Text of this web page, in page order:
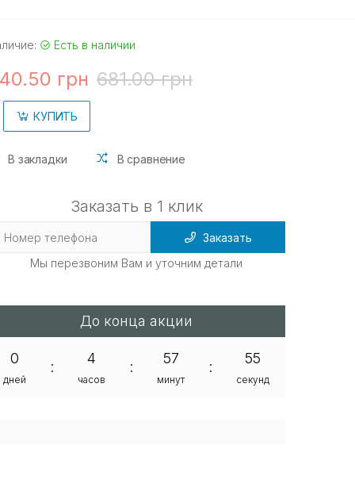
Есть в наличии
грн 681.00 грн
КУПИТЬ
В закладки В сравнение
Заказать в 1 клик
Заказать
Мы перезвоним Вам и уточним детали
До конца акции
0
дней
:
4
часов
:
57
минут
:
55
секунд